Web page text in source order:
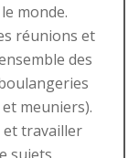
monde.
réunions et
des
meuniers).
et travailler